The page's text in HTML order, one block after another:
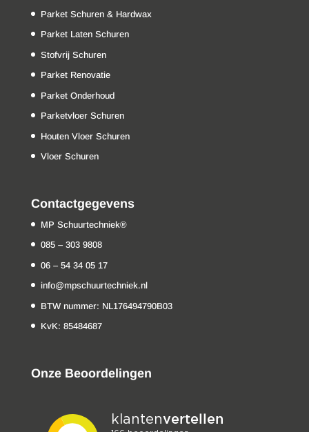
Parket Schuren & Hardwax
Parket Laten Schuren
Stofvrij Schuren
Parket Renovatie
Parket Onderhoud
Parketvloer Schuren
Houten Vloer Schuren
Vloer Schuren
Contactgegevens
MP Schuurtechniek®
085 – 303 9808
06 – 54 34 05 17
info@mpschuurtechniek.nl
BTW nummer: NL176494790B03
KvK: 85484687
Onze Beoordelingen